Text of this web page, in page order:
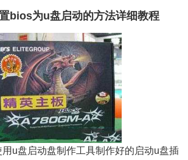
bios为u盘启动的方法详细教程
u盘启动盘制作工具制作好的启动u盘插